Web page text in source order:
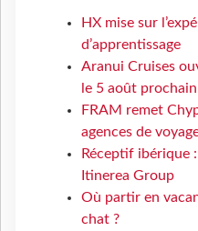
HX mise sur
d’apprentissage
Aranui Cruises
le 5 août prochain
FRAM remet
agences de
Réceptif ibérique
Itinerea Group
Où partir en
chat ?